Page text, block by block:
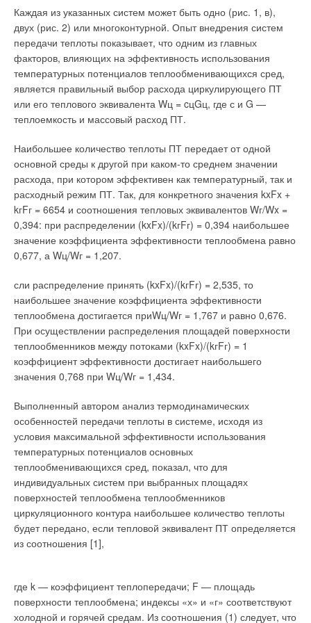
Каждая из указанных систем может быть одно (рис. 1, в),
двух (рис. 2) или многоконтурной. Опыт внедрения систем
передачи теплоты показывает, что одним из главных
факторов, влияющих на эффективность использования
температурных потенциалов теплообменивающихся сред,
является правильный выбор расхода циркулирующего ПТ
или его теплового эквивалента Wц = cцGц, где с и G —
теплоемкость и массовый расход ПТ.
Наибольшее количество теплоты ПТ передает от одной
основной среды к другой при каком-то среднем значении
расхода, при котором эффективен как температурный, так и
расходный режим ПТ. Так, для конкретного значения kxFx +
kгFг = 6654 и соотношения тепловых эквивалентов Wг/Wx =
0,394: при распределении (kxFx)/(kгFг) = 0,394 наибольшее
значение коэффициента эффективности теплообмена равно
0,677, а Wц/Wг = 1,207.
сли распределение принять (kxFx)/(kгFг) = 2,535, то
наибольшее значение коэффициента эффективности
теплообмена достигается приWц/Wг = 1,767 и равно 0,676.
При осуществлении распределения площадей поверхности
теплообменников между потоками (kxFx)/(kгFг) = 1
коэффициент эффективности достигает наибольшего
значения 0,768 при Wц/Wг = 1,434.
Выполненный автором анализ термодинамических
особенностей передачи теплоты в системе, исходя из
условия максимальной эффективности использования
температурных потенциалов основных
теплообменивающихся сред, показал, что для
индивидуальных систем при выбранных площадях
поверхностей теплообмена теплообменников
циркуляционного контура наибольшее количество теплоты
будет передано, если тепловой эквивалент ПТ определяется
из соотношения [1],
где k — коэффициент теплопередачи; F — площадь
поверхности теплообмена; индексы «х» и «г» соответствуют
холодной и горячей средам. Из соотношения (1) следует, что
энергию от ЦТП и обеспечивающие теплоснабжение объекта.
Принципиальной особенностью решений Siemens является
то, что вся система основана на принципе двухтрубной
разводки, которая является лучшим технико-экономическим
компромиссом. Такое решение позволяет снизить потери
тепла и потребление электроэнергии в сравнении с широко
распространенными в России четырехтрубной или
инвестиции в модернизацию которых без изменения их
структуры неэффективны.
Расходы на обслуживание таких систем постоянно
увеличиваются. Между тем, именно экономический эффект
является основным критерием целесообразности развития и
технического совершенствования системы. Очевидно, что
при сооружении новых систем следует принимать
же речь идет о капитальном ремонте системы
теплоснабжения неоптимальной структуры, экономически
выгодно переходить к двухтрубной системе с
индивидуальными тепловыми пунктами в каждом доме.
При обеспечении потребителей теплом и горячей водой
управляющая компания несет постоянные расходы,
затраты на выработку тепла для потребления;
потери в источниках тепла из-за несовершенства
способов выработки тепла;
потери тепла в тепловых магистралях;
расходы на электроэнергию.
Каждая из этих составляющих может быть снижена при
оптимальном управлении и применения современных
средств автоматизации на каждом уровне.
Известно, что для систем теплоснабжения
предпочтительными являются большие источники
комбинированной выработки тепла и электроэнергии или
предместьях расположен завод, выпускающий эксклюзивные
дизайнерские обогревателиCampa. Это предприятие входит
в одну группу компаний с Noirot. Известно, что для
производства электрических обогревателей и
полотенцесушителей используется особая стеклокерамика и
натуральная природная лава — базальт.
Участники поездки на предприятия Campa были приятно
удивлены, что обработка материалов, их обрезка, шлифовка
и полировка происходят здесь же, на заводах. Процесс
изготовления техники Campa — исключительно ручной, с
многократным контролем качества. Стоит отметить, что
контроль качества — главная гордость Campa. Производится
контроль после каждой технологической операции и
проходит в два этапа: технологический тест и визуальный
контроль.
При этом Campa делает акценты именно на качестве
выпускаемой продукции, а не на ее объеме. А эти стандарты
заложены историей. Завод Campa был основан еще в 1853
г., а первый отопительный прибор вышел в свет в 1961 г.
(несколько лет со дня основания предприятие производило
керамическую посуду). Вся история Noirot, а также Campa
представлена в музее истории этих предприятий, который
также посетили участники этой удивительной поездки.
ИНТЕРЕСНЫЙ ФАКТ: В 60е гг. специалисты Campa
участвовали в государственной программе по переходу
Франции с напряжения 110 В на европейский стандарт 220
В.
Следующий, главный этап поездки — прибытие в город Лан,
где сосредоточено основное производство компании Noirot
— завод по выпуску электрических конвекторов. Именно
здесь появляются на свет знаменитые Spot EII, Axane,
Melodie Evolution, Verlys Evolution, Calidou Plus, Antichoc и
R21. Первое, на что обратили внимание участники поездки,
производителей конвекторов, — особая культура
производства.